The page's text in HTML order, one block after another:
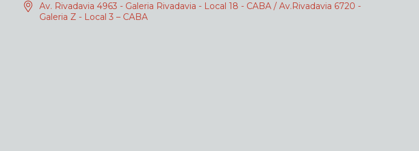
Av. Rivadavia 4963 - Galeria Rivadavia - Local 18 - CABA / Av.Rivadavia 6720 -
Galeria Z - Local 3 – CABA